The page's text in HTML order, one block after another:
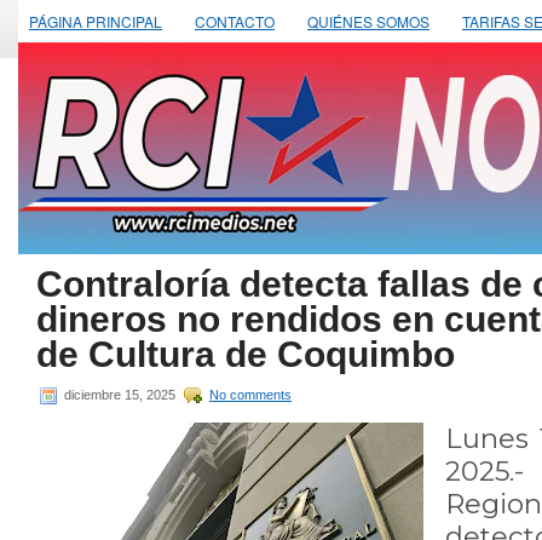
PÁGINA PRINCIPAL CONTACTO QUIÉNES SOMOS TARIFAS
Contraloría detecta fallas de
dineros no rendidos en
de Cultura de Coquimbo
diciembre 15, 2025 No comments
Lunes